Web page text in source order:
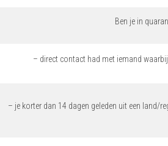
Ben je in
– direct contact had met iemand
– je korter dan 14 dagen geleden uit een land/